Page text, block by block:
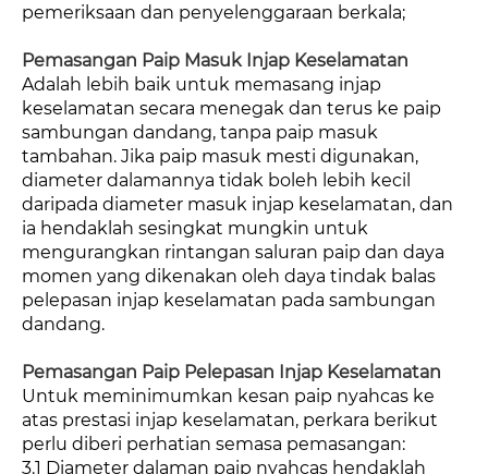
pemeriksaan dan penyelenggaraan berkala;
Pemasangan Paip Masuk Injap Keselamatan
Adalah lebih baik untuk memasang injap
keselamatan secara menegak dan terus ke paip
sambungan dandang, tanpa paip masuk
tambahan. Jika paip masuk mesti digunakan,
diameter dalamannya tidak boleh lebih kecil
daripada diameter masuk injap keselamatan, dan
ia hendaklah sesingkat mungkin untuk
mengurangkan rintangan saluran paip dan daya
momen yang dikenakan oleh daya tindak balas
pelepasan injap keselamatan pada sambungan
dandang.
Pemasangan Paip Pelepasan Injap Keselamatan
Untuk meminimumkan kesan paip nyahcas ke
atas prestasi injap keselamatan, perkara berikut
perlu diberi perhatian semasa pemasangan:
3.1 Diameter dalaman paip nyahcas hendaklah